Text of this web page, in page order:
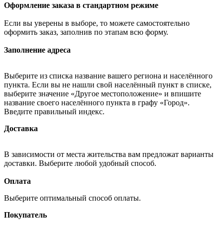
Оформление заказа в стандартном режиме
Если вы уверены в выборе, то можете самостоятельно
оформить заказ, заполнив по этапам всю форму.
Заполнение адреса
Выберите из списка название вашего региона и населённого
пункта. Если вы не нашли свой населённый пункт в списке,
выберите значение «Другое местоположение» и впишите
название своего населённого пункта в графу «Город».
Введите правильный индекс.
Доставка
В зависимости от места жительства вам предложат варианты
доставки. Выберите любой удобный способ.
Оплата
Выберите оптимальный способ оплаты.
Покупатель